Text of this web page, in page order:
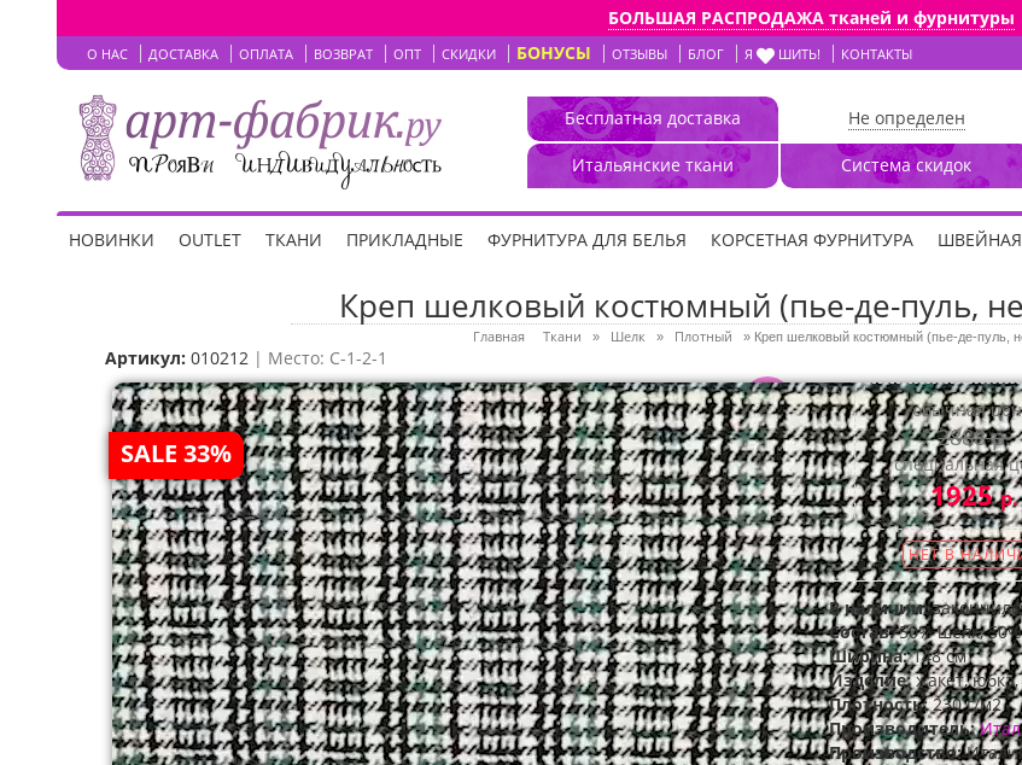
БОЛЬШАЯ РАСПРОДАЖА тканей и фурнитуры
О НАС ДОСТАВКА ОПЛАТА ВОЗВРАТ ОПТ СКИДКИ БОНУСЫ ОТЗЫВЫ БЛОГ Я ШИТЬ! КОНТАКТЫ
Бесплатная доставка
Итальянские ткани
Не определен
Система скидок
НОВИНКИ OUTLET ТКАНИ ПРИКЛАДНЫЕ ФУРНИТУРА ДЛЯ БЕЛЬЯ КОРСЕТНАЯ ФУРНИТУРА
Креп шелковый костюмный (пье-де-пуль,
Главная Ткани » Шелк » Плотный » Креп шелковый костюмный (пье-де-пуль,
Артикул: 010212 | Место: C-1-2-1
3D
SALE 33%
обычная
2888 р.
специальная
1925р.
НЕТ В
В наличии:
Состав:50% шелк,
Ширина:148 см
Изделие:жакет, юбка,
Плотность:230 г/м2
Производитель:
Производство: